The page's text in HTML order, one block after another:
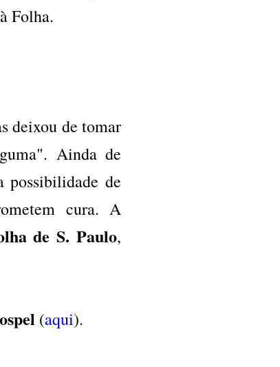
Folha.
deixou de tomar
Ainda de
possibilidade de
cura. A
de S. Paulo,
(aqui).